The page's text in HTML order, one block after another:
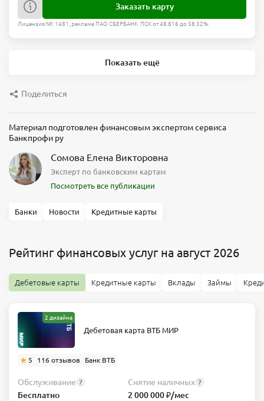
Заказать карту
Лицензия №: 1481, реклама ПАО СБЕРБАНК. ПСК от 48.816 до 58.32%.
Показать ещё
Поделиться
Материал подготовлен финансовым экспертом сервиса
Банкпрофи ру
Сомова Елена Викторовна
Эксперт по банковским картам
Посмотреть все публикации
Банки Новости Кредитные карты
Рейтинг финансовых услуг на август 2026
Дебетовые карты Кредитные карты Вклады Займы
2 дизайна
Дебетовая карта ВТБ МИР
5 116 отзывов Банк ВТБ
Обслуживание ?
Бесплатно
Снятие наличных ?
2 000 000 ₽/мес